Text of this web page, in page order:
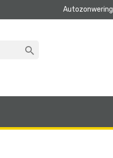
Autozonwering
